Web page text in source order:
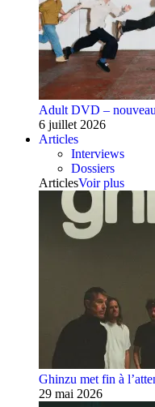
Adult DVD –
6 juillet 2026
Articles
Interviews
Dossiers
ArticlesVoir plus
Ghinzu met fin à
29 mai 2026